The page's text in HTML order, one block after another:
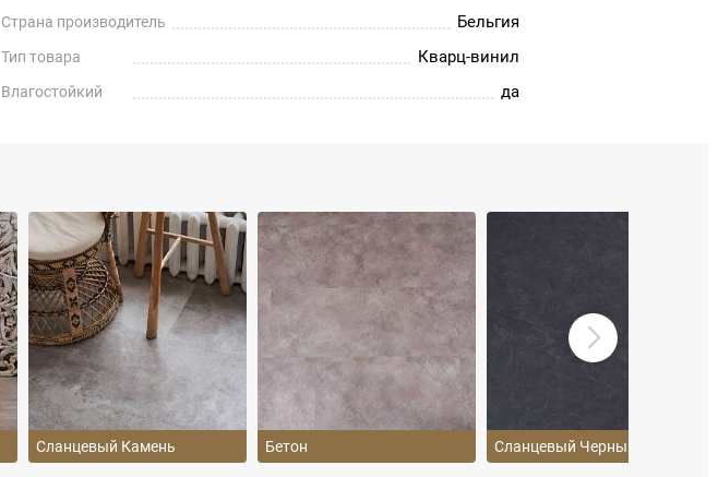
Страна производитель Бельгия
Тип товара Кварц-винил
Влагостойкий да
Сланцевый Камень Бетон Сланцевый Черный